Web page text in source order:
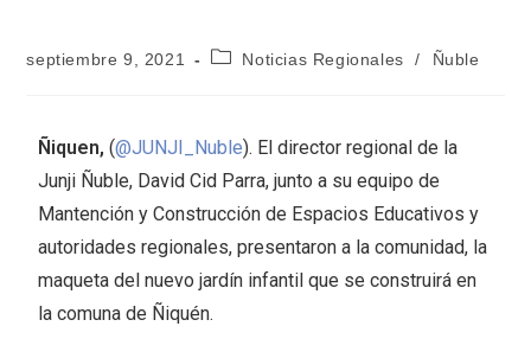
septiembre 9, 2021 Noticias Regionales / Ñuble
Ñiquen, (@JUNJI_Nuble). El director regional de la
Junji Ñuble, David Cid Parra, junto a su equipo de
Mantención y Construcción de Espacios Educativos y
autoridades regionales, presentaron a la comunidad, la
maqueta del nuevo jardín infantil que se construirá en
la comuna de Ñiquén.